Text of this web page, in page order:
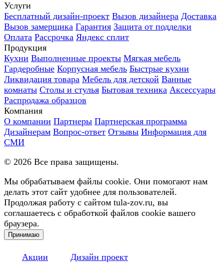
Услуги
Бесплатный дизайн-проект Вызов дизайнера Доставка
Вызов замерщика Гарантия Защита от подделки
Оплата Рассрочка Яндекс сплит
Продукция
Кухни Выполненные проекты Мягкая мебель
Гардеробные Корпусная мебель Быстрые кухни
Ликвидация товара Мебель для детской Ванные
комнаты Столы и стулья Бытовая техника Аксессуары
Распродажа образцов
Компания
О компании Партнеры Партнерская программа
Дизайнерам Вопрос-ответ Отзывы Информация для
СМИ
© 2026 Все права защищены.
Мы обрабатываем файлы cookie. Они помогают нам
делать этот сайт удобнее для пользователей.
Продолжая работу с сайтом tula-zov.ru, вы
соглашаетесь с обработкой файлов cookie вашего
браузера.
Принимаю
Акции Дизайн проект